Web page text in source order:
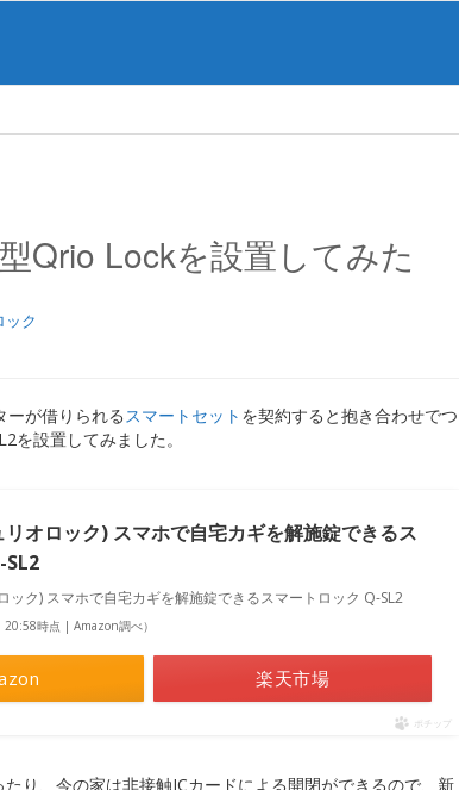
Qrio Lockを設置してみた
ック
ーが借りられるスマートセット を契約すると抱き合わせでつ
を設置してみました。
オロック) スマホで自宅カギを解施錠できるス
SL2
ック) スマホで自宅カギを解施錠できるスマートロック Q-SL2
20:58時点 | Amazon調べ）
楽天市場
ポチップ
り、今の家は非接触ICカードによる開閉ができるので、新